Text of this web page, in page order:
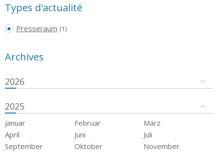
Types d'actualité
Presseraum (1)
Archives
2026
2025
Januar Februar
März
April
Juni
Juli
September
Oktober
November